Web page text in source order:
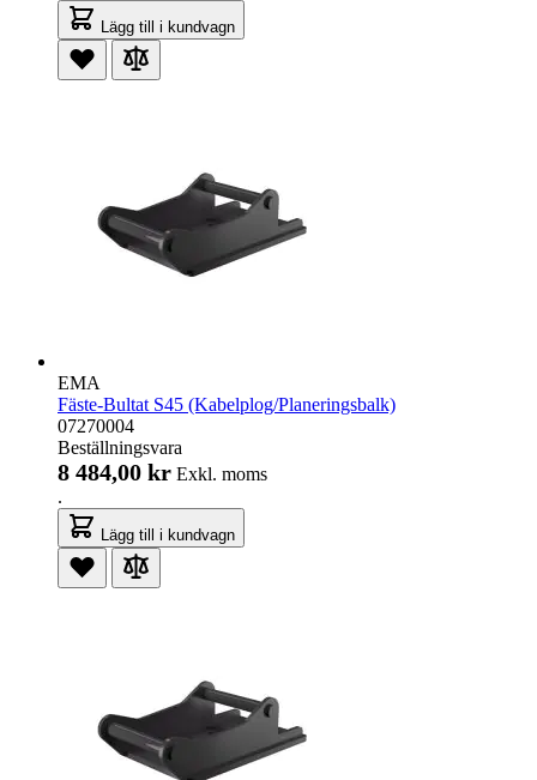
Lägg till i kundvagn
EMA
Fäste-Bultat S45 (Kabelplog/Planeringsbalk)
07270004
Beställningsvara
8 484,00 kr Exkl. moms
.
Lägg till i kundvagn